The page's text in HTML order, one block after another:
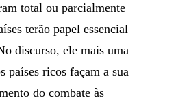
total ou parcialmente
terão papel essencial
discurso, ele mais uma
países ricos façam a sua
do combate às